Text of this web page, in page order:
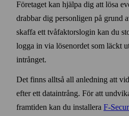
Före­taget kan hjälpa dig att lösa
drabbar dig personligen på grund
skaffa ett två­faktors­login kan du
logga in via lösen­ordet som läckt
intrånget.
Det finns alltså all anledning att
efter ett data­intrång. För att
fram­tiden kan du installera